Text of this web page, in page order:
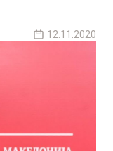
12.11.2020